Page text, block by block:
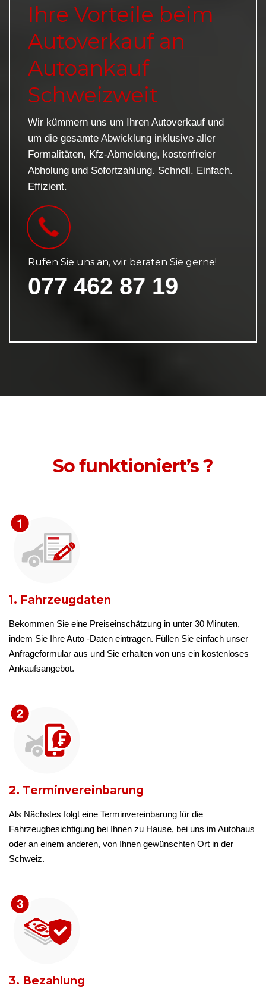
Ihre Vorteile beim
Autoverkauf an
Autoankauf
Schweizweit
Wir kümmern uns um Ihren Autoverkauf und
um die gesamte Abwicklung inklusive aller
Formalitäten, Kfz-Abmeldung, kostenfreier
Abholung und Sofortzahlung. Schnell. Einfach.
Effizient.
Rufen Sie uns an, wir beraten Sie gerne!
077 462 87 19
So funktioniert’s ?
1. Fahrzeugdaten
Bekommen Sie eine Preiseinschätzung in unter 30 Minuten,
indem Sie Ihre Auto -Daten eintragen. Füllen Sie einfach unser
Anfrageformular aus und Sie erhalten von uns ein kostenloses
Ankaufsangebot.
2. Terminvereinbarung
Als Nächstes folgt eine Terminvereinbarung für die
Fahrzeugbesichtigung bei Ihnen zu Hause, bei uns im Autohaus
oder an einem anderen, von Ihnen gewünschten Ort in der
Schweiz.
3. Bezahlung